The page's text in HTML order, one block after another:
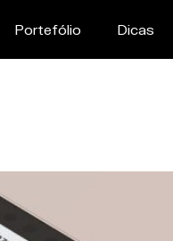
Portefólio Dicas